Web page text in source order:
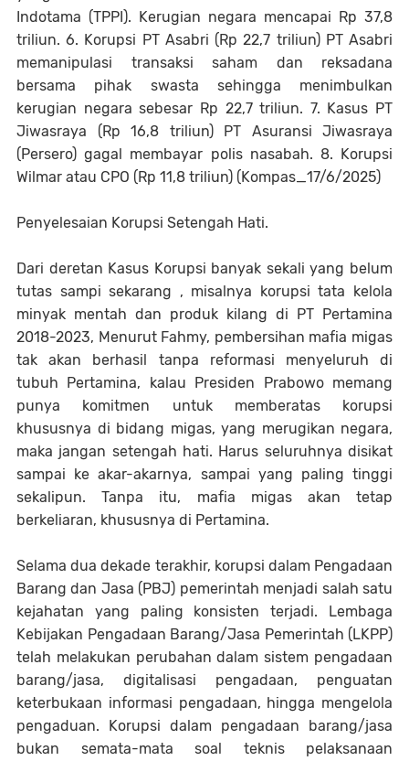
Indotama (TPPI). Kerugian negara mencapai Rp 37,8
triliun. 6. Korupsi PT Asabri (Rp 22,7 triliun) PT Asabri
memanipulasi transaksi saham dan reksadana
bersama pihak swasta sehingga menimbulkan
kerugian negara sebesar Rp 22,7 triliun. 7. Kasus PT
Jiwasraya (Rp 16,8 triliun) PT Asuransi Jiwasraya
(Persero) gagal membayar polis nasabah. 8. Korupsi
Wilmar atau CPO (Rp 11,8 triliun) (Kompas_17/6/2025)
Penyelesaian Korupsi Setengah Hati.
Dari deretan Kasus Korupsi banyak sekali yang belum
tutas sampi sekarang , misalnya korupsi tata kelola
minyak mentah dan produk kilang di PT Pertamina
2018-2023, Menurut Fahmy, pembersihan mafia migas
tak akan berhasil tanpa reformasi menyeluruh di
tubuh Pertamina, kalau Presiden Prabowo memang
punya komitmen untuk memberatas korupsi
khususnya di bidang migas, yang merugikan negara,
maka jangan setengah hati. Harus seluruhnya disikat
sampai ke akar-akarnya, sampai yang paling tinggi
sekalipun. Tanpa itu, mafia migas akan tetap
berkeliaran, khususnya di Pertamina.
Selama dua dekade terakhir, korupsi dalam Pengadaan
Barang dan Jasa (PBJ) pemerintah menjadi salah satu
kejahatan yang paling konsisten terjadi. Lembaga
Kebijakan Pengadaan Barang/Jasa Pemerintah (LKPP)
telah melakukan perubahan dalam sistem pengadaan
barang/jasa, digitalisasi pengadaan, penguatan
keterbukaan informasi pengadaan, hingga mengelola
pengaduan. Korupsi dalam pengadaan barang/jasa
bukan semata-mata soal teknis pelaksanaan